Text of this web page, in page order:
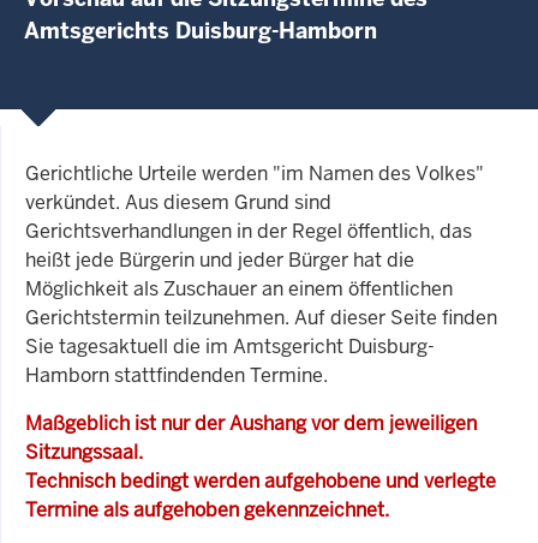
Amtsgerichts Duisburg-Hamborn
Gerichtliche Urteile werden "im Namen des Volkes"
verkündet. Aus diesem Grund sind
Gerichtsverhandlungen in der Regel öffentlich, das
heißt jede Bürgerin und jeder Bürger hat die
Möglichkeit als Zuschauer an einem öffentlichen
Gerichtstermin teilzunehmen. Auf dieser Seite finden
Sie tagesaktuell die im Amtsgericht Duisburg-
Hamborn stattfindenden Termine.
Maßgeblich ist nur der Aushang vor dem jeweiligen
Sitzungssaal.
Technisch bedingt werden aufgehobene und verlegte
Termine als aufgehoben gekennzeichnet.